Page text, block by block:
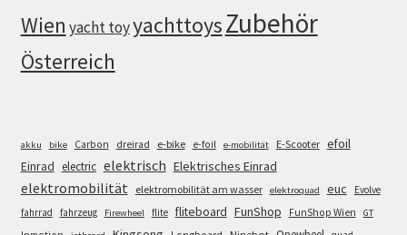
Wien yacht toyyachttoysZubehör
Österreich
akku bike Carbon dreirad e-bike e-foil e-mobilität E-Scooter efoil
Einrad electric elektrisch Elektrisches Einrad
elektromobilität elektromobilität am wasser elektroquad euc
Evolve
fahrrad
fahrzeug Firewheel flite fliteboard FunShop FunShop Wien GT